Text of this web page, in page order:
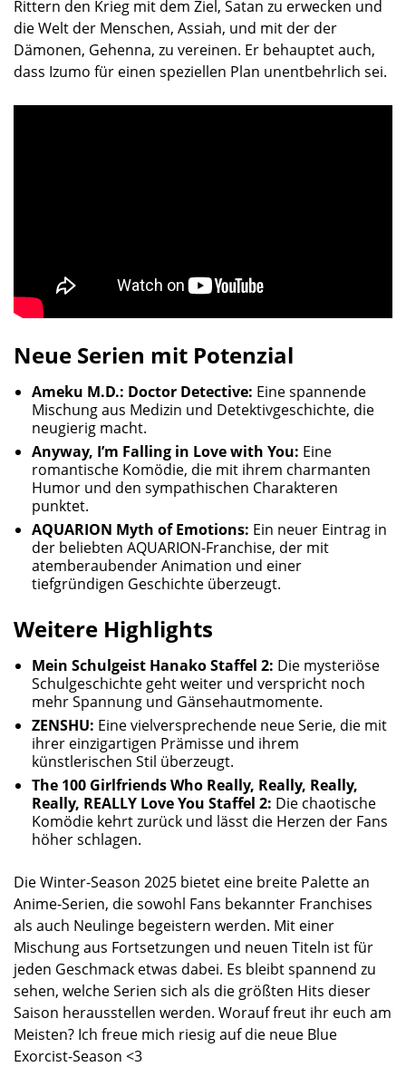
Rittern den Krieg mit dem Ziel, Satan zu erwecken und
die Welt der Menschen, Assiah, und mit der der
Dämonen, Gehenna, zu vereinen. Er behauptet auch,
dass Izumo für einen speziellen Plan unentbehrlich sei.
Neue Serien mit Potenzial
Ameku M.D.: Doctor Detective: Eine spannende
Mischung aus Medizin und Detektivgeschichte, die
neugierig macht.
Anyway, I’m Falling in Love with You: Eine
romantische Komödie, die mit ihrem charmanten
Humor und den sympathischen Charakteren
punktet.
AQUARION Myth of Emotions: Ein neuer Eintrag in
der beliebten AQUARION-Franchise, der mit
atemberaubender Animation und einer
tiefgründigen Geschichte überzeugt.
Weitere Highlights
Mein Schulgeist Hanako Staffel 2: Die mysteriöse
Schulgeschichte geht weiter und verspricht noch
mehr Spannung und Gänsehautmomente.
ZENSHU: Eine vielversprechende neue Serie, die mit
ihrer einzigartigen Prämisse und ihrem
künstlerischen Stil überzeugt.
The 100 Girlfriends Who Really, Really, Really,
Really, REALLY Love You Staffel 2: Die chaotische
Komödie kehrt zurück und lässt die Herzen der Fans
höher schlagen.
Die Winter-Season 2025 bietet eine breite Palette an
Anime-Serien, die sowohl Fans bekannter Franchises
als auch Neulinge begeistern werden. Mit einer
Mischung aus Fortsetzungen und neuen Titeln ist für
jeden Geschmack etwas dabei. Es bleibt spannend zu
sehen, welche Serien sich als die größten Hits dieser
Saison herausstellen werden. Worauf freut ihr euch am
Meisten? Ich freue mich riesig auf die neue Blue
Exorcist-Season <3